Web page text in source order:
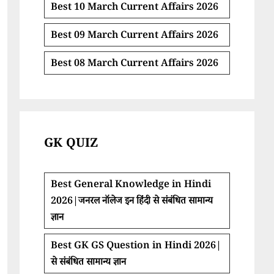
Best 10 March Current Affairs 2026
Best 09 March Current Affairs 2026
Best 08 March Current Affairs 2026
GK QUIZ
Best General Knowledge in Hindi
2026|जनरल नॉलेज इन हिंदी से संबंधित सामान्य
ज्ञान
Best GK GS Question in Hindi 2026|
से संबंधित सामान्य ज्ञान